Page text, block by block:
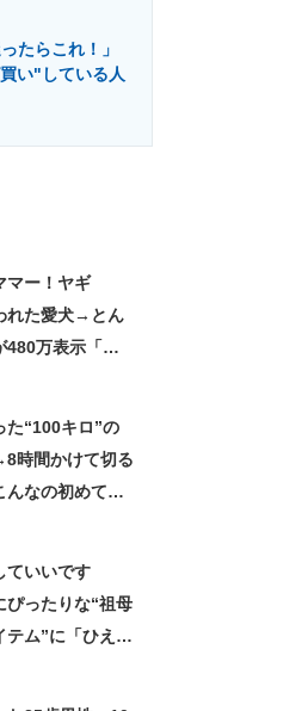
たらこれ！」
い"している人
マー！ヤギ
れた愛犬→とん
480万表示「ど
た“100キロ”の
時間かけて切る
なの初めて見
ていいです
ったりな“祖母
ム”に「ひえ